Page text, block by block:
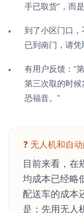
手已取货”，而
•
到了小区门口，
已到南门，请
•
有用户反馈：“
第三次取的时
恐福音。”
❓ 无人机和自
目前来看，在
均成本已经略
配送车的成本
是：先用无人